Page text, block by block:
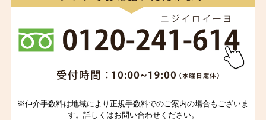
※仲介手数料は地域により正規手数料でのご案内の場合もございま
す。詳しくはお問い合わせください。